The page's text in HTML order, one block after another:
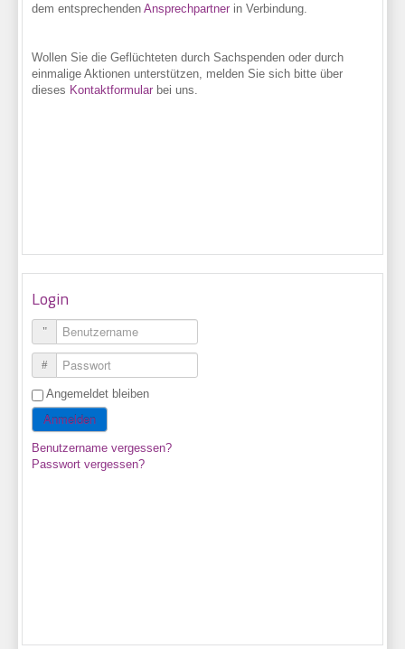
dem entsprechendenAnsprechpartner in Verbindung.
Wollen Sie die Geflüchteten durch Sachspenden oder durch
einmalige Aktionen unterstützen, melden Sie sich bitte über
dieses Kontaktformular bei uns.
Login
Benutzername
Passwort
Angemeldet bleiben
Anmelden
Benutzername vergessen?
Passwort vergessen?